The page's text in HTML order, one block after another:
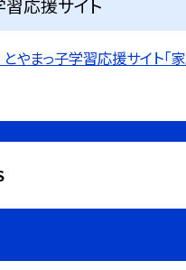
やまっ子学習応援サイト「